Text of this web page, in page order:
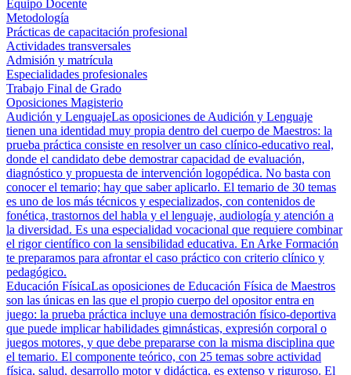
Equipo Docente
Metodología
Prácticas de capacitación profesional
Actividades transversales
Admisión y matrícula
Especialidades profesionales
Trabajo Final de Grado
Oposiciones Magisterio
Audición y LenguajeLas oposiciones de Audición y Lenguaje
tienen una identidad muy propia dentro del cuerpo de Maestros: la
prueba práctica consiste en resolver un caso clínico-educativo real,
donde el candidato debe demostrar capacidad de evaluación,
diagnóstico y propuesta de intervención logopédica. No basta con
conocer el temario; hay que saber aplicarlo. El temario de 30 temas
es uno de los más técnicos y especializados, con contenidos de
fonética, trastornos del habla y el lenguaje, audiología y atención a
la diversidad. Es una especialidad vocacional que requiere combinar
el rigor científico con la sensibilidad educativa. En Arke Formación
te preparamos para afrontar el caso práctico con criterio clínico y
pedagógico.
Educación FísicaLas oposiciones de Educación Física de Maestros
son las únicas en las que el propio cuerpo del opositor entra en
juego: la prueba práctica incluye una demostración físico-deportiva
que puede implicar habilidades gimnásticas, expresión corporal o
juegos motores, y que debe prepararse con la misma disciplina que
el temario. El componente teórico, con 25 temas sobre actividad
física, salud, desarrollo motor y didáctica, es extenso y riguroso. El